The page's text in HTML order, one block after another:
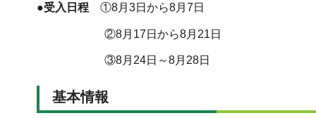
●受入日程 ①8月3日から8月7日
②8月17日から8月21日
③8月24日～8月28日
基本情報